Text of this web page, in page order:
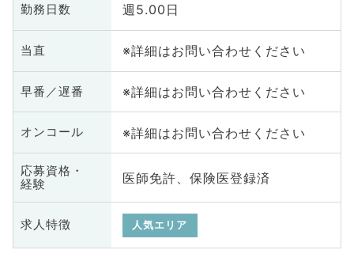
勤務日数 週5.00日
当直 ※詳細はお問い合わせください
早番／遅番 ※詳細はお問い合わせください
オンコール ※詳細はお問い合わせください
応募資格・
経験
医師免許、保険医登録済
求人特徴 人気エリア